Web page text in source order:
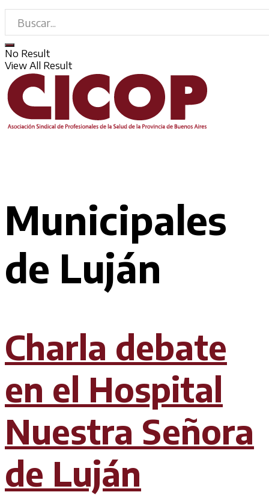
No Result
View All Result
Municipales
de Luján
Charla debate
en el Hospital
Nuestra Señora
de Luján